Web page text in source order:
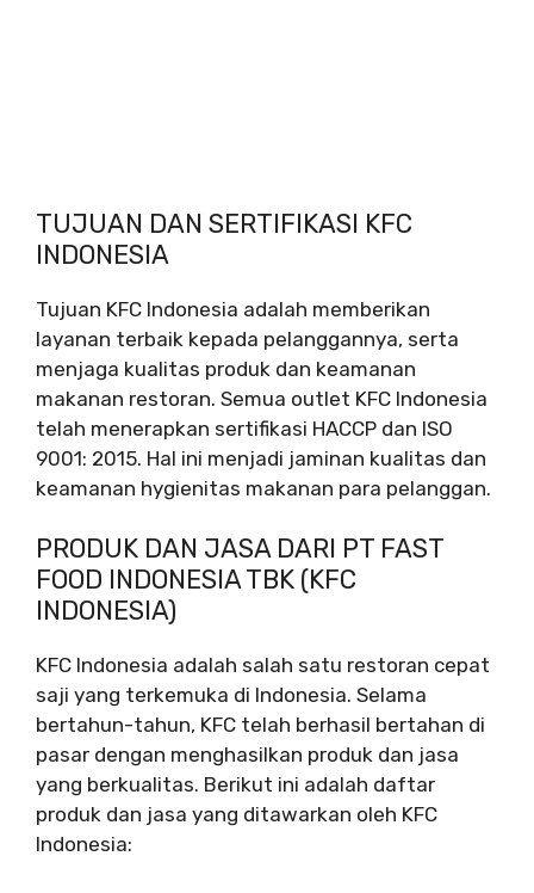
TUJUAN DAN SERTIFIKASI KFC
INDONESIA
Tujuan KFC Indonesia adalah memberikan
layanan terbaik kepada pelanggannya, serta
menjaga kualitas produk dan keamanan
makanan restoran. Semua outlet KFC Indonesia
telah menerapkan sertifikasi HACCP dan ISO
9001: 2015. Hal ini menjadi jaminan kualitas dan
keamanan hygienitas makanan para pelanggan.
PRODUK DAN JASA DARI PT FAST
FOOD INDONESIA TBK (KFC
INDONESIA)
KFC Indonesia adalah salah satu restoran cepat
saji yang terkemuka di Indonesia. Selama
bertahun-tahun, KFC telah berhasil bertahan di
pasar dengan menghasilkan produk dan jasa
yang berkualitas. Berikut ini adalah daftar
produk dan jasa yang ditawarkan oleh KFC
Indonesia: